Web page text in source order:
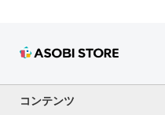
コンテンツ